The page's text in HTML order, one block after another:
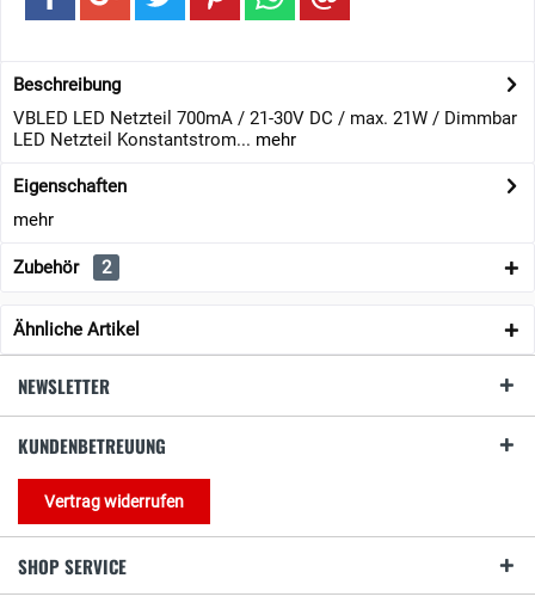
Beschreibung
VBLED LED Netzteil 700mA / 21-30V DC / max. 21W / Dimmbar
LED Netzteil Konstantstrom... mehr
Eigenschaften
mehr
Zubehör 2
Ähnliche Artikel
NEWSLETTER
KUNDENBETREUUNG
Vertrag widerrufen
SHOP SERVICE